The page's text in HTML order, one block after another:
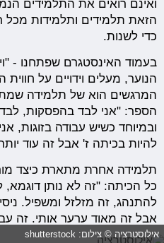
ואינם רואים את התלמידים
הזאת תלמידים ותלמידות מכל
כדי לשנות.
בעמוד האינסטגרם שפתחנו -
הנוער, מעלים וידויים על חווית
המרגשים הוא של תלמידה
הספר: "אני לבד בהפסקות,
ובמיוחד כשיש עבודה בזוגות,
להיות בכיתה ז' אבל זה עוד
תלמידה אחרת מתארת כיצד
כל הכיתה: "זה לא נותן דוגמא,
להתנהג, זה מזלזל ומשפיל.
אבל זה מאוד ערער אותי. זה
אילוסטרציה © צילום: shutterstock